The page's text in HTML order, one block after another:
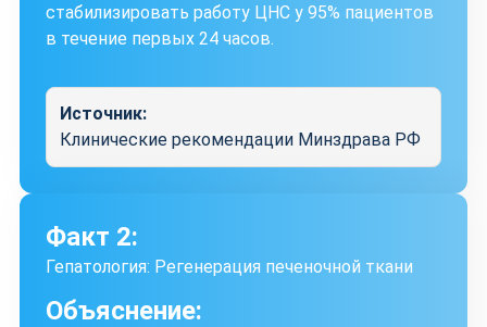
стабилизировать работу ЦНС у 95% пациентов
в течение первых 24 часов.
Источник:
Клинические рекомендации Минздрава РФ
Факт 2:
Гепатология: Регенерация печеночной ткани
Объяснение: